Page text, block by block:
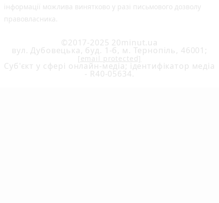
інформації можлива винятково у разі письмового дозволу
правовласника.
©2017-2025 20minut.ua
вул. Дубовецька, буд. 1-б, м. Тернопіль, 46001;
[email protected]
Cуб'єкт у сфері онлайн-медіа; ідентифікатор медіа
- R40-05634.